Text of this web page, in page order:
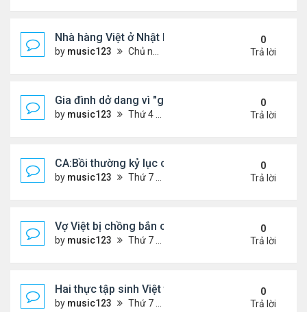
Nhà hàng Việt ở Nhật bốc cháy dữ dội
by music123 Chủ nhật Tháng 6 07, 2026 9:04 am
0
Trả lời
Gia đình dở dang vì "giấc mơ Mỹ"
by music123 Thứ 4 Tháng 6 03, 2026 6:34 pm
0
Trả lời
CA:Bồi thường kỷ lục cho gia đình gốc Việt ...
by music123 Thứ 7 Tháng 5 30, 2026 5:26 pm
0
Trả lời
Vợ Việt bị chồng bắn chết ở Ba Lan, để lại 2 con
by music123 Thứ 7 Tháng 5 30, 2026 5:09 pm
0
Trả lời
Hai thực tập sinh Việt tử vong thương tâm
by music123 Thứ 7 Tháng 5 30, 2026 5:02 pm
0
Trả lời